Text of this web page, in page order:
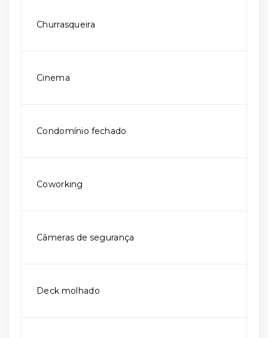
Churrasqueira
Cinema
Condomínio fechado
Coworking
Câmeras de segurança
Deck molhado